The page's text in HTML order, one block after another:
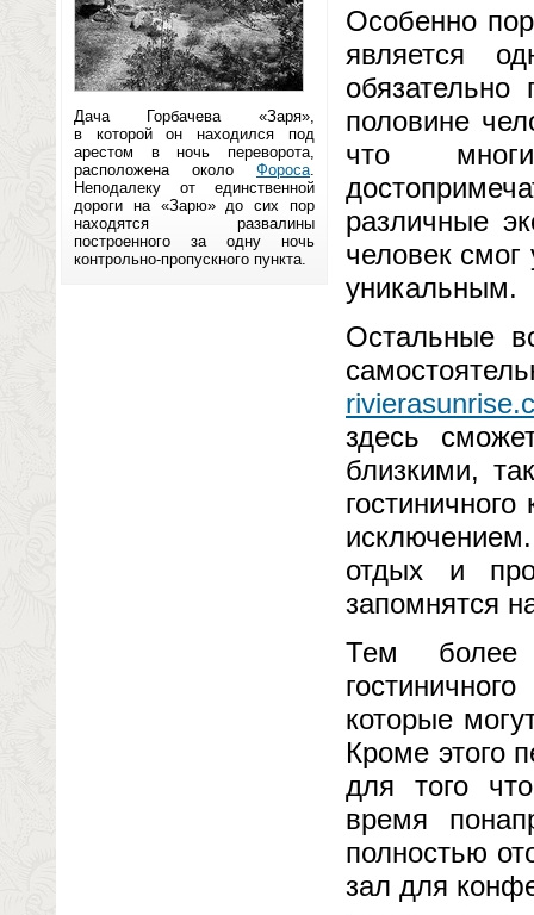
Дача Горбачева «Заря»,
в которой он находился под
арестом в ночь переворота,
расположена около Фороса.
Неподалеку от единственной
дороги на «Зарю» до сих пор
находятся развалины
построенного за одну ночь
контрольно-пропускного пункта.
Особенно
является
половине
что
различные
человек
уникальным.
Остальные
здесь
близкими,
отдых и
запомнятся
Тем более
которые
Кроме этого
для того
время
полностью
зал для